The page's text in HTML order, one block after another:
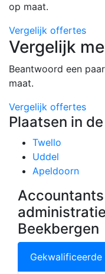
op maat.
Vergelijk offertes
Vergelijk
Beantwoord een
maat.
Vergelijk offertes
Plaatsen in
Twello
Uddel
Apeldoorn
Beekbergen